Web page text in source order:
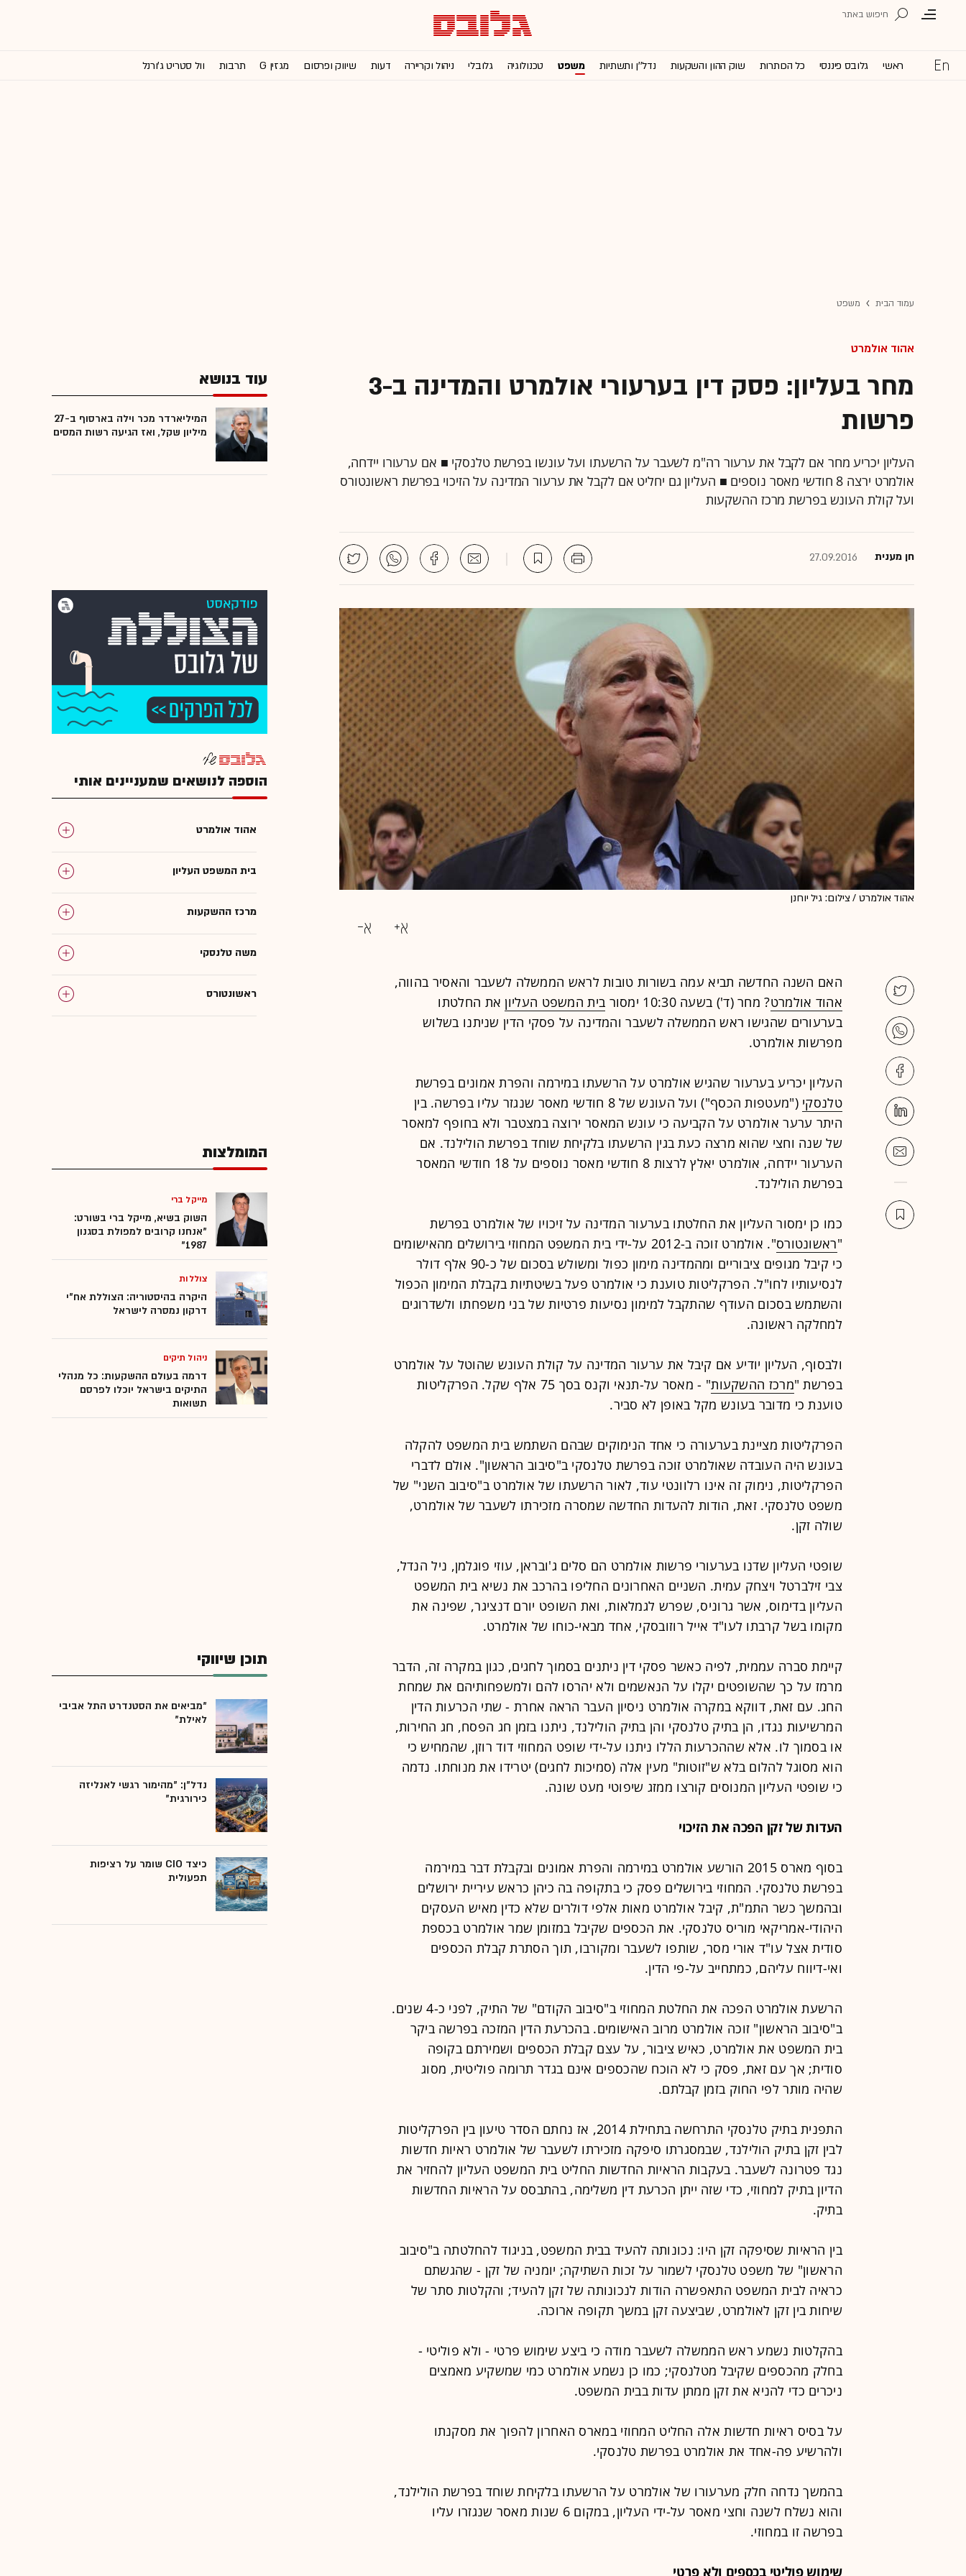
ראשי גלובס פיננסי כל הכותרות שוק ההון והשקעות נדל''ן ותשתיות משפט טכנולוגיה גלובלי ניהול וקריירה דעות שיווק ופרסום מגזין G תרבות וול סטריט ג'ורנל
עמוד הבית משפט
אהוד אולמרט
מחר בעליון: פסק דין בערעורי אולמרט והמדינה ב-3
פרשות
העליון יכריע מחר אם לקבל את ערעור רה"מ לשעבר על הרשעתו ועל עונשו בפרשת טלנסקי ■ אם ערעורו יידחה,
אולמרט ירצה 8 חודשי מאסר נוספים ■ העליון גם יחליט אם לקבל את ערעור המדינה על הזיכוי בפרשת ראשונטורס
ועל קולת העונש בפרשת מרכז ההשקעות
חן מענית 27.09.2016
אהוד אולמרט / צילום: גיל יוחנן
האם השנה החדשה תביא עמה בשורות טובות לראש הממשלה לשעבר והאסיר בהווה,
אהוד אולמרט? מחר (ד') בשעה 10:30 ימסור בית המשפט העליון את החלטתו
בערעורים שהגישו ראש הממשלה לשעבר והמדינה על פסקי הדין שניתנו בשלוש
מפרשות אולמרט.
העליון יכריע בערעור שהגיש אולמרט על הרשעתו במירמה והפרת אמונים בפרשת
טלנסקי
("מעטפות הכסף") ועל העונש של 8 חודשי מאסר שנגזר עליו בפרשה. בין
היתר ערער אולמרט על הקביעה כי עונש המאסר ירוצה במצטבר ולא בחופף למאסר
של שנה וחצי שהוא מרצה כעת בגין הרשעתו בלקיחת שוחד בפרשת הולילנד. אם
הערעור יידחה, אולמרט יאלץ לרצות 8 חודשי מאסר נוספים על 18 חודשי המאסר
בפרשת הולילנד.
כמו כן ימסור העליון את החלטתו בערעור המדינה על זיכויו של אולמרט בפרשת
"ראשונטורס
". אולמרט זוכה ב-2012 על-ידי בית המשפט המחוזי בירושלים מהאישומים
כי קיבל מגופים ציבוריים ומהמדינה מימון כפול ומשולש בסכום של כ-90 אלף דולר
לנסיעותיו לחו"ל. הפרקליטות טוענת כי אולמרט פעל בשיטתיות בקבלת המימון הכפול
והשתמש בסכום העודף שהתקבל למימון נסיעות פרטיות של בני משפחתו ולשדרוגים
למחלקה ראשונה.
ולבסוף, העליון יודיע אם קיבל את ערעור המדינה על קולת העונש שהוטל על אולמרט
בפרשת "מרכז ההשקעות
" - מאסר על-תנאי וקנס בסך 75 אלף שקל. הפרקליטות
טוענת כי מדובר בעונש מקל באופן לא סביר.
הפרקליטות מציינת בערעורה כי אחד הנימוקים שבהם השתמש בית המשפט להקלה
בעונש היה העובדה שאולמרט זוכה בפרשת טלנסקי ב"סיבוב הראשון". אולם לדברי
הפרקליטות, נימוק זה אינו רלוונטי עוד, לאור הרשעתו של אולמרט ב"סיבוב השני" של
משפט טלנסקי. זאת, הודות להעדות החדשה שמסרה מזכירתו לשעבר של אולמרט,
שולה זקן.
שופטי העליון שדנו בערעורי פרשות אולמרט הם סלים ג'ובראן, עוזי פוגלמן, ניל הנדל,
צבי זילברטל ויצחק עמית. השניים האחרונים החליפו בהרכב את נשיא בית המשפט
העליון בדימוס, אשר גרוניס, שפרש לגמלאות, ואת השופט יורם דנציגר, שפינה את
מקומו בשל קרבתו לעו"ד אייל רוזובסקי, אחד מבאי-כוחו של אולמרט.
קיימת סברה עממית, לפיה כאשר פסקי דין ניתנים בסמוך לחגים, כגון במקרה זה, הדבר
מרמז על כך שהשופטים יקלו על הנאשמים ולא יהרסו להם ולמשפחותיהם את שמחת
החג. עם זאת, דווקא במקרה אולמרט ניסיון העבר הראה אחרת - שתי הכרעות הדין
המרשיעות נגדו, הן בתיק טלנסקי והן בתיק הולילנד, ניתנו בזמן חג הפסח, חג החירות,
או בסמוך לו. אלא שההכרעות הללו ניתנו על-ידי שופט המחוזי דוד רוזן, שהמחיש כי
הוא מסוגל להלום בלא ש"זוטות" מעין אלה (סמיכות לחגים) יטרידו את מנוחתו. נדמה
כי שופטי העליון המנוסים קורצו ממזג שיפוטי מעט שונה.
העדות של זקן הפכה את הזיכוי
בסוף מארס 2015 הורשע אולמרט במירמה והפרת אמונים ובקבלת דבר במירמה
בפרשת טלנסקי. המחוזי בירושלים פסק כי בתקופה בה כיהן כראש עיריית ירושלים
ובהמשך כשר התמ"ת, קיבל אולמרט מאות אלפי דולרים שלא כדין מאיש העסקים
היהודי-אמריקאי מוריס טלנסקי. את הכספים שקיבל במזומן שמר אולמרט בכספת
סודית אצל עו"ד אורי מסר, שותפו לשעבר ומקורבו, תוך הסתרת קבלת הכספים
ואי-דיווח עליהם, כמתחייב על-פי הדין.
הרשעת אולמרט הפכה את החלטת המחוזי ב"סיבוב הקודם" של התיק, לפני כ-4 שנים.
ב"סיבוב הראשון" זוכה אולמרט מרוב האישומים. בהכרעת הדין המזכה בפרשה ביקר
בית המשפט את אולמרט, כאיש ציבור, על עצם קבלת הכספים ושמירתם בקופה
סודית; אך עם זאת, פסק כי לא הוכח שהכספים אינם בגדר תרומה פוליטית, מסוג
שהיה מותר לפי החוק בזמן קבלתם.
התפנית בתיק טלנסקי התרחשה בתחילת 2014, אז נחתם הסדר טיעון בין הפרקליטות
לבין זקן בתיק הולילנד, שבמסגרתו סיפקה מזכירתו לשעבר של אולמרט ראיות חדשות
נגד פטרונה לשעבר. בעקבות הראיות החדשות החליט בית המשפט העליון להחזיר את
הדיון בתיק למחוזי, כדי שזה ייתן הכרעת דין משלימה, בהתבסס על הראיות החדשות
בתיק.
בין הראיות שסיפקה זקן היו: נכונותה להעיד בבית המשפט, בניגוד להחלטתה ב"סיבוב
הראשון" של משפט טלנסקי לשמור על זכות השתיקה; יומניה של זקן - שהגשתם
כראיה לבית המשפט התאפשרה הודות לנכונותה של זקן להעיד; והקלטות סתר של
שיחות בין זקן לאולמרט, שביצעה זקן במשך תקופה ארוכה.
בהקלטות נשמע ראש הממשלה לשעבר מודה כי ביצע שימוש פרטי - ולא פוליטי -
בחלק מהכספים שקיבל מטלנסקי; כמו כן נשמע אולמרט כמי שמשקיע מאמצים
ניכרים כדי להניא את זקן ממתן עדות בבית המשפט.
על בסיס ראיות חדשות אלה החליט המחוזי במארס האחרון להפוך את מסקנתו
ולהרשיע פה-אחד את אולמרט בפרשת טלנסקי.
בהמשך נדחה חלק מערעורו של אולמרט על הרשעתו בלקיחת שוחד בפרשת הולילנד,
והוא נשלח לשנה וחצי מאסר על-ידי העליון, במקום 6 שנות מאסר שנגזרו עליו
בפרשה זו במחוזי.
שימוש פוליטי בכספים ולא פרטי
עוד בנושא
המיליארדר מכר וילה בארסוף ב-27
מיליון שקל, ואז הגיעה רשות המסים
הוספה לנושאים שמעניינים אותי
אהוד אולמרט
בית המשפט העליון
מרכז ההשקעות
משה טלנסקי
ראשונטורס
המומלצות
מייקל ברי
השוק בשיא, מייקל ברי בשורט:
"אנחנו קרובים למפולת בסגנון
1987"
צוללות
היקרה בהיסטוריה: הצוללת אח"י
דרקון נמסרה לישראל
ניהול תיקים
דרמה בעולם ההשקעות: כל מנהלי
התיקים בישראל יוכלו לפרסם
תשואות
תוכן שיווקי
"מביאים את הסטנדרט התל אביבי
לאילת"
נדל"ן: "מהימור רגשי לאנליזה
כירורגית"
כיצד CIO שומר על רציפות
תפעולית